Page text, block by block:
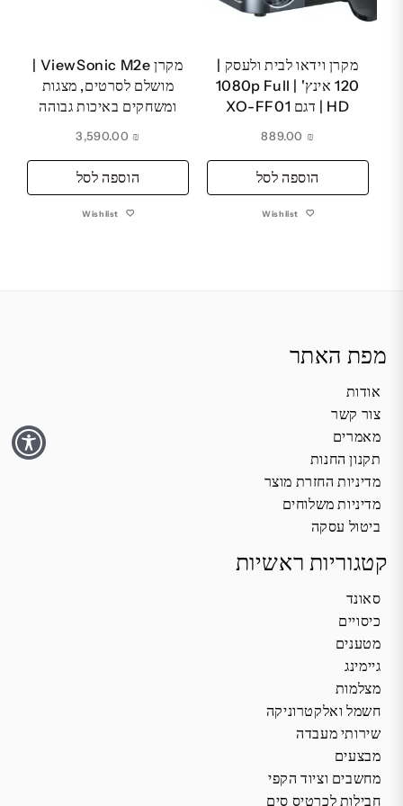
מקרן ViewSonic M2e |
מושלם לסרטים, מצגות
ומשחקים באיכות גבוהה
₪
הוספה לסל
Wishlist
מקרן וידאו לבית ולעסק |
120 אינץ' | 1080p Full
HD | דגם XO-FF01
₪
הוספה לסל
Wishlist
מפת האתר
אודות
צור קשר
מאמרים
תקנון החנות
מדיניות החזרת מוצר
מדיניות משלוחים
ביטול עסקה
קטגוריות ראשיות
סאונד
כיסויים
מטענים
גיימינג
מצלמות
חשמל ואלקטרוניקה
שירותי מעבדה
מבצעים
מחשבים וציוד הקפי
חבילות לכרטיס סים